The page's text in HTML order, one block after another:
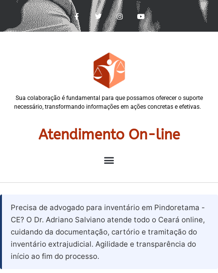
Sua colaboração é fundamental para que possamos oferecer o suporte
necessário, transformando informações em ações concretas e efetivas.
Atendimento On-line
Precisa de advogado para inventário em Pindoretama -
CE? O Dr. Adriano Salviano atende todo o Ceará online,
cuidando da documentação, cartório e tramitação do
inventário extrajudicial. Agilidade e transparência do
início ao fim do processo.